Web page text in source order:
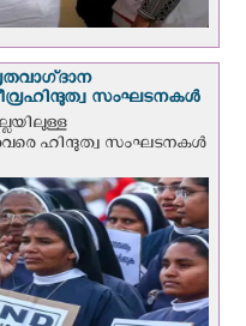
സംഘടനകള്‍
ഹിന്ദുത്വ സംഘടനകൾ